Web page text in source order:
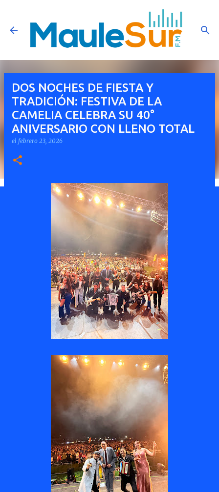
Ir al contenido principal
DOS NOCHES DE FIESTA Y
TRADICIÓN: FESTIVA DE LA
CAMELIA CELEBRA SU 40°
ANIVERSARIO CON LLENO TOTAL
el febrero 23, 2026